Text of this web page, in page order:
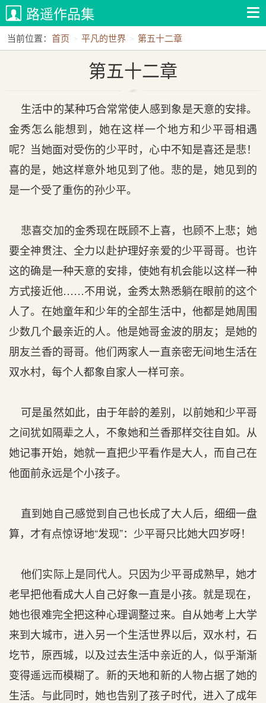
路遥作品集
当前位置： 首页 平凡的世界 第五十二章
第五十二章
生活中的某种巧合常常使人感到象是天意的安排。
金秀怎么能想到，她在这样一个地方和少平哥相遇
呢？当她面对受伤的少平时，心中不知是喜还是悲！
喜的是，她这样意外地见到了他。悲的是，她见到的
是一个受了重伤的孙少平。
悲喜交加的金秀现在既顾不上喜，也顾不上悲；她
要全神贯注、全力以赴护理好亲爱的少平哥哥。也许
这的确是一种天意的安排，使她有机会能以这样一种
方式接近他……不用说，金秀太熟悉躺在眼前的这个
人了。在她童年和少年的全部生活中，他都是她周围
少数几个最亲近的人。他是她哥金波的朋友；是她的
朋友兰香的哥哥。他们两家人一直亲密无间地生活在
双水村，每个人都象自家人一样可亲。
可是虽然如此，由于年龄的差别，以前她和少平哥
之间犹如隔辈之人，不象她和兰香那样交往自如。从
她记事开始，她就一直把少平看作是大人，而自己在
他面前永远是个小孩子。
直到她自己感觉到自己也长成了大人后，细细一盘
算，才有点惊讶地“发现”：少平哥只比她大四岁呀！
他们实际上是同代人。只因为少平哥成熟早，她才
老早把他看成大人自己好象一直是小孩。就是现在，
她也很难完全把这种心理调整过来。自从她考上大学
来到大城市，进入另一个生活世界以后，双水村，石
圪节，原西城，以及过去生活中亲近的人，似乎渐渐
变得遥远而模糊了。新的天地和新的人物占据了她的
生活。与此同时，她也告别了孩子时代，进入了成年